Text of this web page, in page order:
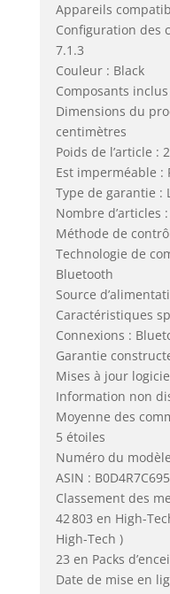
Appareils
Configuration des
7.1.3
Couleur : Black
Composants
Dimensions du
centimètres
Poids de l’article :
Est imperméable :
Type de garantie :
Nombre d’articles :
Méthode de
Technologie de
Bluetooth
Source
Caractéristiques
Connexions :
Garantie
Mises à jour
Information non
Moyenne des
5 étoiles
Numéro du
ASIN : B0D4R7C695
Classement des
42 803 en High-
High-Tech )
23 en Packs
Date de mise en